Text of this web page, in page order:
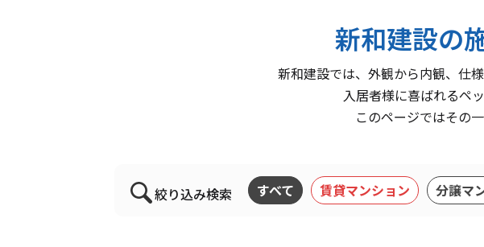
新和建設の
新和建設では、外観から内観、 仕
入居者様に喜ばれるペ
このページではその
絞り込み検索 すべて 賃貸マンション 分譲マ